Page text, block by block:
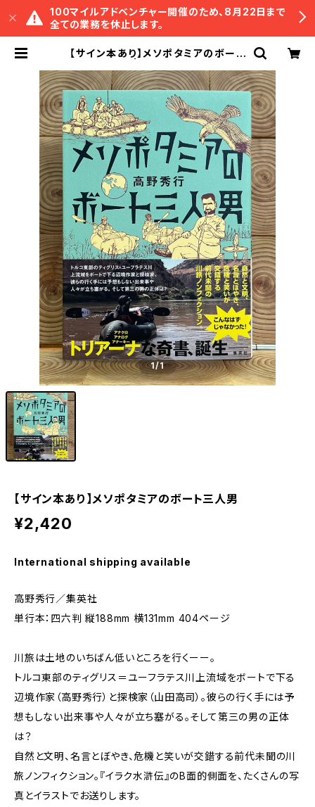
100マイルアドベンチャー開催のため、8月22日まで
全ての業務を休止します。
【サイン本あり】メソポタミアのボート
1/1
【サイン本あり】メソポタミアのボート三人男
¥2,420
International shipping available
高野秀行／集英社
単行本：四六判 縦188mm 横131mm 404ページ
川旅は土地のいちばん低いところを行くーー。
トルコ東部のティグリス＝ユーフラテス川上流域をボートで下る
辺境作家（高野秀行）と探検家（山田高司）。彼らの行く手には予
想もしない出来事や人々が立ち塞がる。そして第三の男の正体
は？
自然と文明、名言とぼやき、危機と笑いが交錯する前代未聞の川
旅ノンフィクション。『イラク水滸伝』のB面的側面を、たくさんの写
真とイラストでお送りします。